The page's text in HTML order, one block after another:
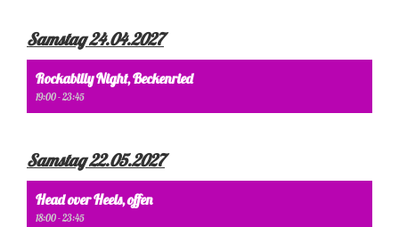
Samstag 24.04.2027
Rockabilly Night, Beckenried
19:00 - 23:45
Samstag 22.05.2027
Head over Heels, offen
18:00 - 23:45